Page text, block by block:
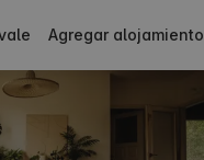
Agregar alojamiento